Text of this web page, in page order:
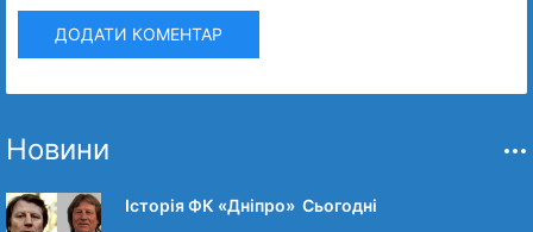
ДОДАТИ КОМЕНТАР
Новини
Історія ФК «Дніпро» Сьогодні